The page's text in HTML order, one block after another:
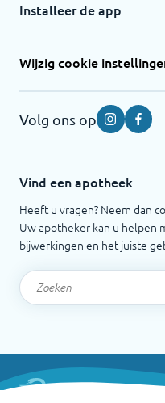
Installeer de app
Wijzig cookie
Volg ons op Instagram
Vind een apotheek
Heeft u vragen? Neem dan
Uw apotheker kan u helpen
bijwerkingen en het juiste